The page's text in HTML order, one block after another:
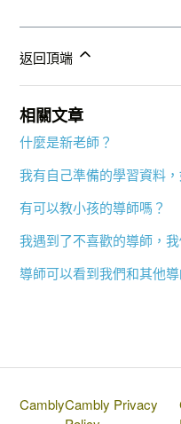
返回頂端
相關文章
什麼是新老師？
我有自己準備的學習資料
有可以教小孩的導師嗎？
我遇到了不喜歡的導師，
導師可以看到我們和其他
CamblyCambly Privacy